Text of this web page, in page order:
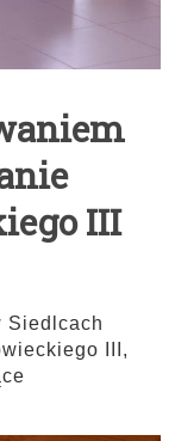
III
Siedlcach
III,